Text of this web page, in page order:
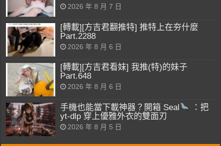
2026 年 8 月 7 日
[轉載][方吉君翻推特] 推特上在夯什麼
Part.2288
2026 年 8 月 6 日
[轉載][方吉君看妹] 我推(特)的妹子
Part.648
2026 年 8 月 6 日
手機也能當下載神器？開箱 Seal
：把
yt-dlp 穿上優雅外衣的雙面刃
2026 年 8 月 5 日